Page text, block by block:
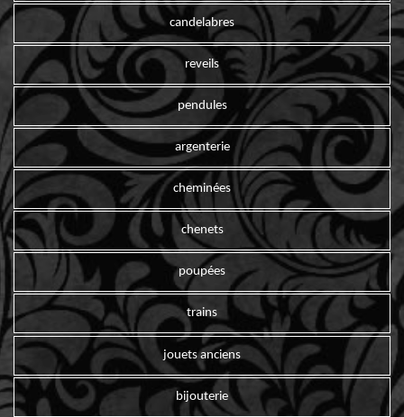
candelabres
reveils
pendules
argenterie
cheminées
chenets
poupées
trains
jouets anciens
bijouterie